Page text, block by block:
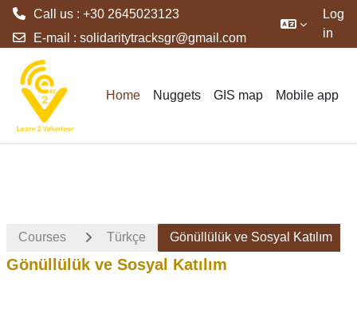
Call us : +30 2645023123
E-mail : solidaritytracksgr@gmail.com
Log
in
Home Nuggets GIS map Mobile app
Courses Türkçe Gönüllülük ve Sosyal Katılım
Gönüllülük ve Sosyal Katılım